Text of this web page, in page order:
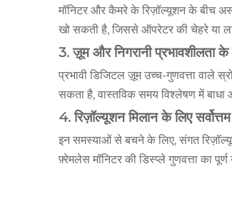
मॉनिटर और कैमरे के रिज़ॉल्यूशन के बीच
खो सकती है, जिससे ऑपरेटर की चेहरे या
3. ज़ूम और निगरानी प्रभावशीलता के
प्रभावी डिजिटल ज़ूम उच्च-गुणवत्ता वाले
सकता है, वास्तविक समय विश्लेषण में
4. रिज़ॉल्यूशन मिलान के लिए
इन समस्याओं से बचने के लिए, संगत
फ़्रेमलेस मॉनिटर की डिस्प्ले गुणवत्ता का